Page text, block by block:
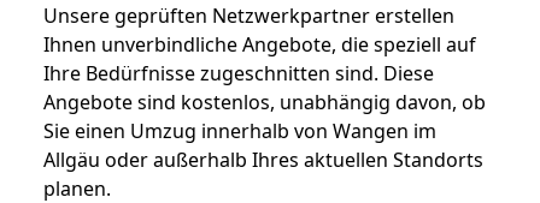
Unsere geprüften Netzwerkpartner erstellen
Ihnen unverbindliche Angebote, die speziell auf
Ihre Bedürfnisse zugeschnitten sind. Diese
Angebote sind kostenlos, unabhängig davon, ob
Sie einen Umzug innerhalb von Wangen im
Allgäu oder außerhalb Ihres aktuellen Standorts
planen.